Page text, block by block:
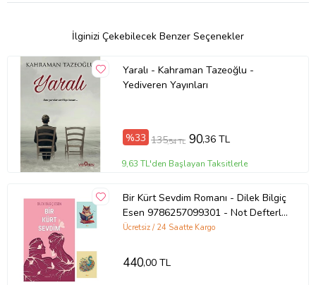
Kapak Türü: Karton Kapak
Sayfa Sayısı: 224
Kağıt Cinsi: 2. Hamur
Ürün Kodu:kcm81659666
İlginizi Çekebilecek Benzer Seçenekler
Yaralı - Kahraman Tazeoğlu -
Yediveren Yayınları
%33 135,54 TL 90,36 TL
9,63 TL'den Başlayan Taksitlerle
Bir Kürt Sevdim Romanı - Dilek Bilgiç
Esen 9786257099301 - Not Defterli
Seti (Renksiz)
Ücretsiz / 24 Saatte Kargo
440,00 TL